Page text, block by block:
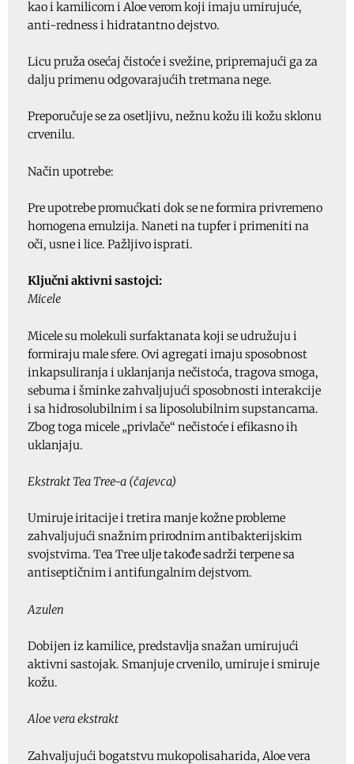
kao i kamilicom i Aloe verom koji imaju umirujuće,
anti-redness i hidratantno dejstvo.
Licu pruža osećaj čistoće i svežine, pripremajući ga za
dalju primenu odgovarajućih tretmana nege.
Preporučuje se za osetljivu, nežnu kožu ili kožu sklonu
crvenilu.
Način upotrebe:
Pre upotrebe promućkati dok se ne formira privremeno
homogena emulzija. Naneti na tupfer i primeniti na
oči, usne i lice. Pažljivo isprati.
Ključni aktivni sastojci:
Micele
Micele su molekuli surfaktanata koji se udružuju i
formiraju male sfere. Ovi agregati imaju sposobnost
inkapsuliranja i uklanjanja nečistoća, tragova smoga,
sebuma i šminke zahvaljujući sposobnosti interakcije
i sa hidrosolubilnim i sa liposolubilnim supstancama.
Zbog toga micele „privlače“ nečistoće i efikasno ih
uklanjaju.
Ekstrakt Tea Tree-a (čajevca)
Umiruje iritacije i tretira manje kožne probleme
zahvaljujući snažnim prirodnim antibakterijskim
svojstvima. Tea Tree ulje takođe sadrži terpene sa
antiseptičnim i antifungalnim dejstvom.
Azulen
Dobijen iz kamilice, predstavlja snažan umirujući
aktivni sastojak. Smanjuje crvenilo, umiruje i smiruje
kožu.
Aloe vera ekstrakt
Zahvaljujući bogatstvu mukopolisaharida, Aloe vera